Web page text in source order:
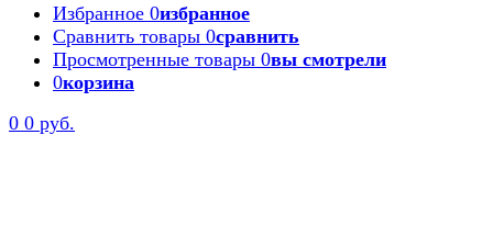
Избранное 0избранное
Сравнить товары 0сравнить
Просмотренные товары 0вы смотрели
0корзина
0 0 руб.